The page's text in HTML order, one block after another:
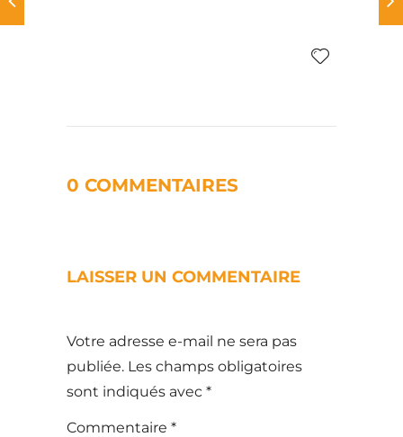
0 COMMENTAIRES
LAISSER UN COMMENTAIRE
Votre adresse e-mail ne sera pas
publiée. Les champs obligatoires
sont indiqués avec *
Commentaire *